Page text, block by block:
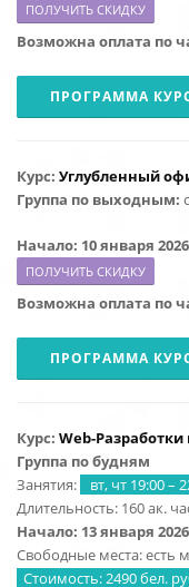
ПОЛУЧИТЬ СКИДКУ
Возможна оплата по
ПРОГРАММА
Курс: Углубленный
Группа по выходным:
Начало: 10 января
ПОЛУЧИТЬ СКИДКУ
Возможна оплата по
ПРОГРАММА
Курс: Web-Разработки
Группа по будням
Занятия:
вт, чт 19:00 –
Длительность: 160 ак.
Начало: 13 января 2026
Свободные места: есть
Стоимость: 2490 бел.